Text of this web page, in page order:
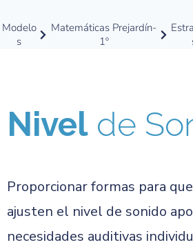
Modelo
s
Matemáticas Prejardín-
1º
Nivelde
Proporcionar formas para
ajusten el nivel de sonido
necesidades auditivas